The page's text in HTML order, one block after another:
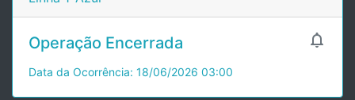

Operação Encerrada
Data da Ocorrência: 18/06/2026 03:00